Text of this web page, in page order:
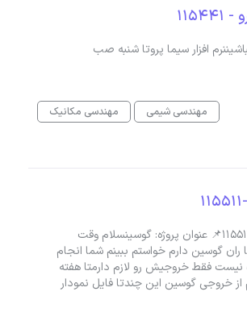
افزار سیما پروتا شنبه صب
مهندسی شیمی
مهندسی مکانیک
🔢 کد پروژه: 115511📌 عنوان پروژه: گوسینسلام وقت
ران گوسین دارم خواستم ببینم شما انجام
نیست فقط خروجیش رو لازم دارمتا هفته
از خروجی گوسین این چندتا فایل نمودار